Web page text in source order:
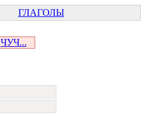
ГЛАГОЛЫ
ЧУЧ...